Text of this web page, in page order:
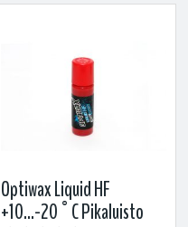
Optiwax Liquid HF
+10...-20°C Pikaluisto